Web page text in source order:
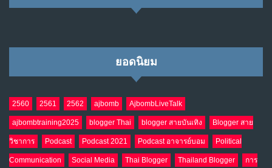
ยอดนิยม
2560 2561 2562 ajbomb AjbombLiveTalk
ajbombtraining2025 blogger Thai blogger สายบันเทิง Blogger สาย
วิชาการ Podcast Podcast 2021 Podcast อาจารย์บอม Political
Communication Social Media Thai Blogger Thailand Blogger การ